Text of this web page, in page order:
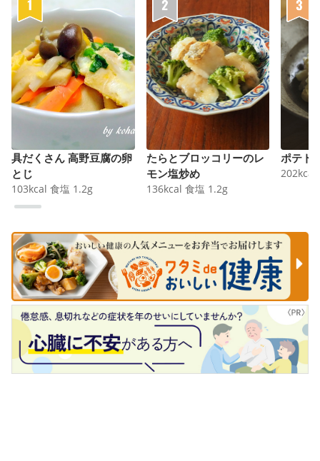
具だくさん 高野豆腐の卵
とじ
103kcal 食塩 1.2g
たらとブロッコリーのレ
モン塩炒め
136kcal 食塩 1.2g
ポテト
202kcal